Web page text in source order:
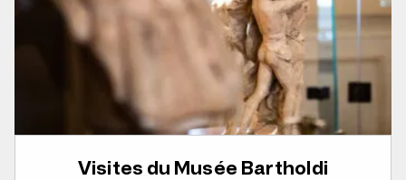
Visites du Musée Bartholdi